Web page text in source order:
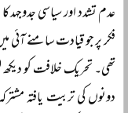
عدم تشدد اور سیاسی
فکر پر جو قیادت سامنے آئی
تھی۔ تحریک خلافت کو
دونوں کی تربیت یافتہ